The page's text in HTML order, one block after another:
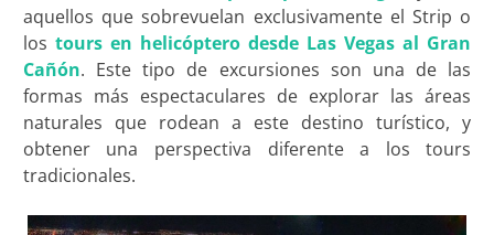
aquellos que sobrevuelan exclusivamente el Strip o
los tours en helicóptero desde Las Vegas al Gran
Cañón. Este tipo de excursiones son una de las
formas más espectaculares de explorar las áreas
naturales que rodean a este destino turístico, y
obtener una perspectiva diferente a los tours
tradicionales.